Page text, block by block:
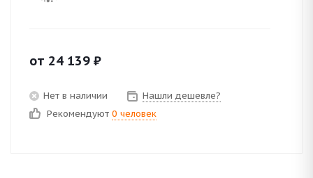
от 24 139 ₽
Нет в наличии
Нашли дешевле?
Рекомендуют 0 человек